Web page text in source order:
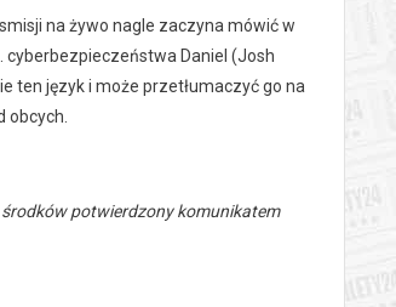
na żywo nagle zaczyna mówić w
Daniel (Josh
ten język i może przetłumaczyć go na
obcych.
potwierdzony komunikatem